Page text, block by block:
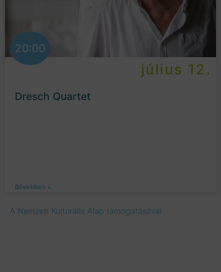
20:00
július 12.
Dresch Quartet
Bővebben »
A Nemzeti Kulturális Alap támogatásával